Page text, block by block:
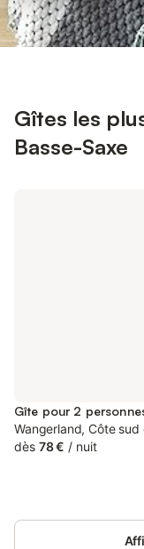
Gîtes les
Basse-Saxe
Gîte pour 2
Wangerland, Côte
dès 78 € / nuit